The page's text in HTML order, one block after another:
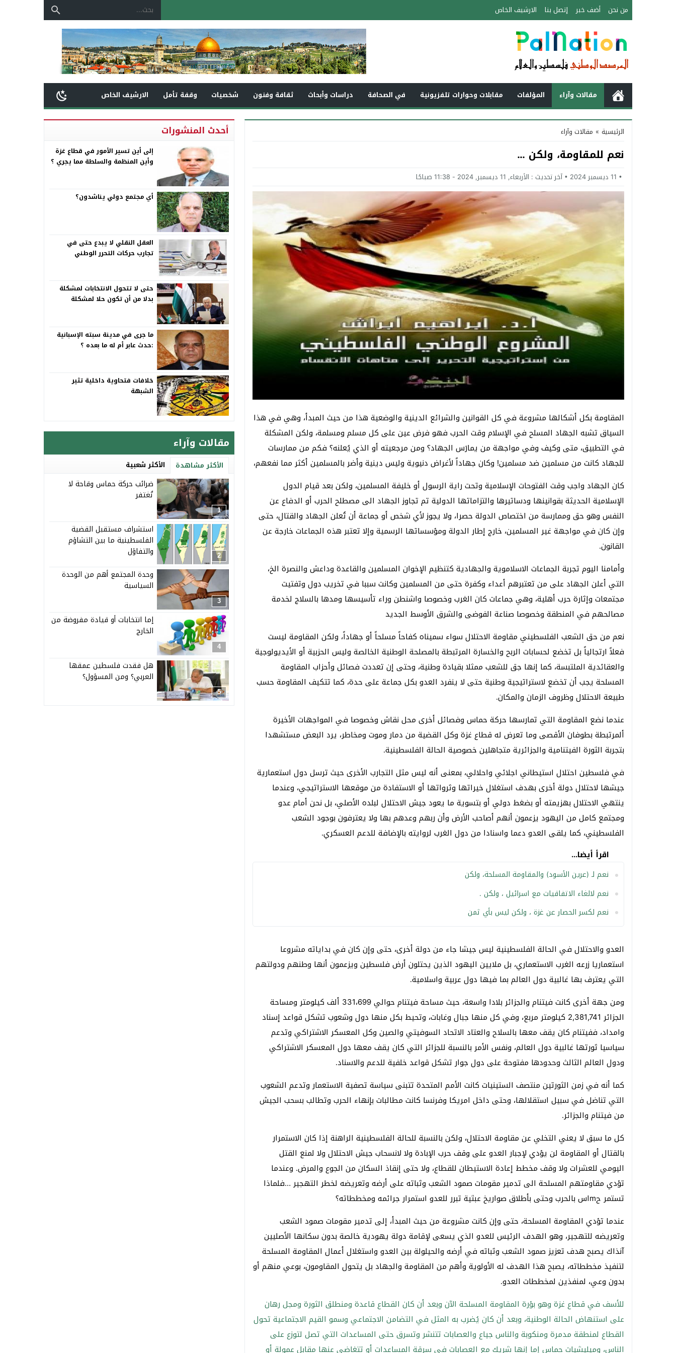
من نحن أضف خبر إتصل بنا الارشيف الخاص
مقالات وآراء المؤلفات مقابلات وحوارات تلفزيونية في الصحافة دراسات وأبحاث ثقافة وفنون شخصيات وقفة تأمل الارشيف الخاص
الرئيسية » مقالات وآراء
نعم للمقاومة، ولكن …
11 ديسمبر 2024 آخر تحديث : الأربعاء, 11 ديسمبر, 2024 - 11:38 صباحًا
المقاومة بكل أشكالها مشروعة في كل القوانين والشرائع الدينية والوضعية هذا من حيث المبدأ، وهي في هذا
السياق تشبه الجهاد المسلح في الإسلام وقت الحرب فهو فرض عين على كل مسلم ومسلمة، ولكن المشكلة
في التطبيق، متى وكيف وفي مواجهة من يمارَس الجهاد؟ ومن مرجعيته أو الذي يُعلنه؟ فكم من ممارسات
للجهاد كانت من مسلمين ضد مسلمين! وكان جهاداً لأغراض دنيوية وليس دينية وأضر بالمسلمين أكثر مما نفعهم،
كان الجهاد واجب وقت الفتوحات الإسلامية وتحت راية الرسول أو خليفة المسلمين، ولكن بعد قيام الدول
الإسلامية الحديثة بقوانينها ودساتيرها والتزاماتها الدولية تم تجاوز الجهاد الى مصطلح الحرب أو الدفاع عن
النفس وهو حق وممارسة من اختصاص الدولة حصرا، ولا يجوز لأي شخص أو جماعة أن تُعلن الجهاد والقتال، حتى
وإن كان في مواجهة غير المسلمين، خارج إطار الدولة ومؤسساتها الرسمية وإلا تعتبر هذه الجماعات خارجة عن
القانون.
وأمامنا اليوم تجربة الجماعات الاسلاموية والجهادية كتنظيم الإخوان المسلمين والقاعدة وداعش والنصرة الخ،
التي أعلن الجهاد على من تعتبرهم أعداء وكفرة حتى من المسلمين وكانت سببا في تخريب دول وتفتيت
مجتمعات وإثارة حرب أهلية، وهي جماعات كان الغرب وخصوصا واشنطن وراء تأسيسها ومدها بالسلاج لخدمة
مصالحهم في المنطقة وخصوصا صناعة الفوضى والشرق الأوسط الجديد
نعم من حق الشعب الفلسطيني مقاومة الاحتلال سواء سميناه كفاحاً مسلحاً أو جهاداً، ولكن المقاومة ليست
فعلاً ارتجالياً بل تخضع لحسابات الربح والخسارة المرتبطة بالمصلحة الوطنية الخالصة وليس الحزبية أو الأيديولوجية
والعقائدية الملتبسة، كما إنها جق للشعب ممثلا بقيادة وطنية، وحتى إن تعددت فصائل وأحزاب المقاومة
المسلحة يجب أن تخضع لاستراتيجية وطنية حتى لا ينفرد العدو بكل جماعة على حدة، كما تتكيف المقاومة حسب
طبيعة الاحتلال وظروف الزمان والمكان.
عندما نضع المقاومة التي تمارسها حركة حماس وفصائل أخرى محل نقاش وخصوصا في المواجهات الأخيرة
ألمرتبطة بطوفان الأقصى وما تعرض له قطاع غزة وكل القضية من دمار وموت ومخاطر، يرد البعض مستشهدا
بتجربة الثورة الفيتنامية والجزائرية متجاهلين خصوصية الحالة الفلسطينية.
في فلسطين احتلال استيطاني اجلائي واحلالي، بمعنى أنه ليس مثل التجارب الأخرى حيث ترسل دول استعمارية
جيشها لاحتلال دولة أخرى بهدف استغلال خيراتها وثرواتها أو الاستفادة من موقعها الاستراتيجي، وعندما
ينتهي الاحتلال بهزيمته أو بضغط دولي أو بتسوية ما يعود جيش الاحتلال لبلده الأصلي، بل نحن أمام عدو
ومجتمع كامل من اليهود يزعمون أنهم أصاحب الأرض وأن ربهم وعدهم بها ولا يعترفون بوجود الشعب
الفلسطيني، كما يلقى العدو دعما واسنادا من دول الغرب لروايته بالإضافة للدعم العسكري.
اقرأ أيضا...
نعم لـ (عرين الأسود) والمقاومة المسلحة، ولكن
نعم لالغاء الاتفاقيات مع اسرائيل ، ولكن .
نعم لكسر الحصار عن غزة ، ولكن ليس بأي ثمن
العدو والاحتلال في الحالة الفلسطينية ليس جيشا جاء من دولة أخرى، حتى وإن كان في بداياته مشروعا
استعماريا زرعه الغرب الاستعماري، بل ملايين اليهود الذين يحتلون أرض فلسطين ويزعمون أنها وطنهم ودولتهم
التي يعترف بها غالبية دول العالم بما فيها دول عربية واسلامية.
ومن جهة أخرى كانت فيتنام والجزائر بلادا واسعة، حيث مساحة فيتنام حوالي 331،699 ألف كيلومتر ومساحة
الجزائر 2,381,741 كيلومتر مربع، وفي كل منها جبال وغابات، وتحيط بكل منها دول وشعوب تشكل قواعد إسناد
وامداد، ففيتنام كان يقف معها بالسلاح والعتاد الاتحاد السوفيتي والصين وكل المعسكر الاشتراكي وتدعم
سياسيا ثورتها غالبية دول العالم، ونفس الأمر بالنسبة للجزائر التي كان يقف معها دول المعسكر الاشتراكي
ودول العالم الثالث وحدودها مفتوحة على دول جوار تشكل قواعد خلفية للدعم والاسناد.
كما أنه في زمن الثورتين منتصف الستينيات كانت الأمم المتحدة تتبنى سياسة تصفية الاستعمار وتدعم الشعوب
التي تناضل في سبيل استقلالها، وحتى داخل امريكا وفرنسا كانت مطالبات بإنهاء الحرب وتطالب بسحب الجيش
من فيتنام والجزائر.
كل ما سبق لا يعني التخلي عن مقاومة الاحتلال، ولكن بالنسبة للحالة الفلسطينية الراهنة إذا كان الاستمرار
بالقتال أو المقاومة لن يؤدي لإجبار العدو على وقف حرب الإبادة ولا لانسحاب جيش الاحتلال ولا لمنع القتل
اليومي للعشرات ولا وقف مخطط إعادة الاستيطان للقطاع، ولا حتى إنقاذ السكان من الجوع والمرض. وعندما
تؤدي مقاومتهم المسلحة الى تدمير مقومات صمود الشعب وثباته على أرضه وتعريضه لخطر التهجير …فلماذا
تستمر حmاس بالحرب وحتى بأطلاق صواريخ عبثية تبرر للعدو استمرار جرائمه ومخططاته؟
عندما تؤدي المقاومة المسلحة، حتى وإن كانت مشروعة من حيث المبدأ، إلى تدمير مقومات صمود الشعب
وتعريضه للتهجير، وهو الهدف الرئيس للعدو الذي يسعى لإقامة دولة يهودية خالصة بدون سكانها الأصليين
آنذاك يصبح هدف تعزيز صمود الشعب وثباته في أرضه والحيلولة بين العدو واستغلال أعمال المقاومة المسلحة
لتنفيذ مخططاته، يصبح هذا الهدف له الأولوية وأهم من المقاومة والجهاد بل يتحول المقاومون، بوعي منهم أو
بدون وعي، لمنفذين لمخططات العدو.
للأسف في قطاع غزة وهو بؤرة المقاومة المسلحة الآن وبعد أن كان القطاع قاعدة ومنطلق الثورة ومجل رهان
على استنهاض الحالة الوطنية، وبعد أن كان يُضرب به المثل في التضامن الاجتماعي وسمو القيم الاجتماعية تحول
القطاع لمنطقة مدمرة ومنكوبة والناس جياع والعصابات تتنشر وتسرق حتى المساعدات التي تصل لتوزع على
الناس، وميليشيات حماس إما إنها شريك مع العصابات في سرقة المساعدات أو تتغاضى عنها مقابل عمولة أو
أحدث المنشورات
إلى أين تسير الأمور في قطاع غزة
وأين المنظمة والسلطة مما يجري ؟
أي مجتمع دولي يناشدون؟
العقل النقلي لا يبدع حتى في
تجارب حركات التحرر الوطني
حتى لا تتحول الانتخابات لمشكلة
بدلا من أن تكون حلا لمشكلة
ما جرى في مدينة سبته الإسبانية
:حدث عابر أم له ما بعده ؟
خلافات فتحاوية داخلية تثير
الشبهة
مقالات وآراء
الأكثر مشاهدة الأكثر شعبية
1
ضرائب حركة حماس وقاحة لا
تُغتفر
2
استشراف مستقبل القضية
الفلسطينية ما بين التشاؤم
والتفاؤل
3
وحدة المجتمع أهم من الوحدة
السياسية
4
إما انتخابات أو قيادة مفروضة من
الخارج
5
هل فقدت فلسطين عمقها
العربي؟ ومن المسؤول؟